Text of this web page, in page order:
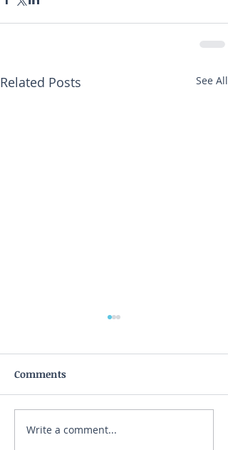
Related Posts See All
Αϋπνία και ηλεκτρονικές
Comments
Write a comment...